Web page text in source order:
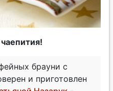
брауни с
и приготовлен